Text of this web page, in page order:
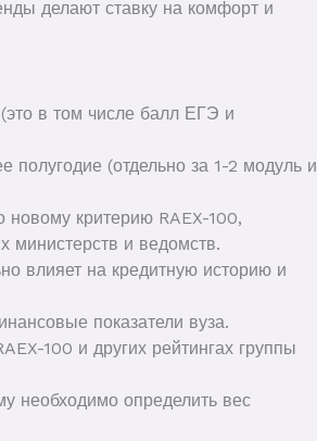
делают ставку на комфорт и
в том числе балл ЕГЭ и
полугодие (отдельно за 1-2 модуль и
критерию RAEX-100,
и ведомств.
влияет на кредитную историю и
показатели вуза.
100 и других рейтингах группы
необходимо определить вес